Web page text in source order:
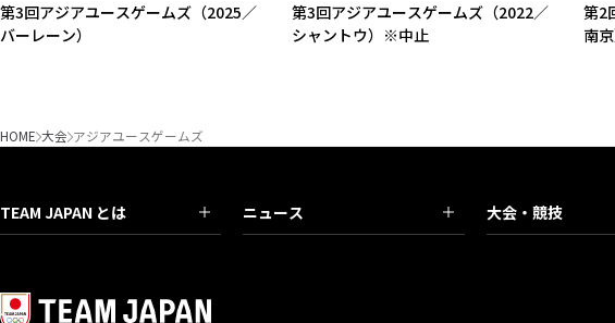
第3回アジアユースゲームズ（2025／
バーレーン）
第3回アジアユースゲームズ（2022／
シャントウ）※中止
第2
南京
HOME 大会 アジアユースゲームズ
TEAM JAPAN とは ニュース 大会・競技